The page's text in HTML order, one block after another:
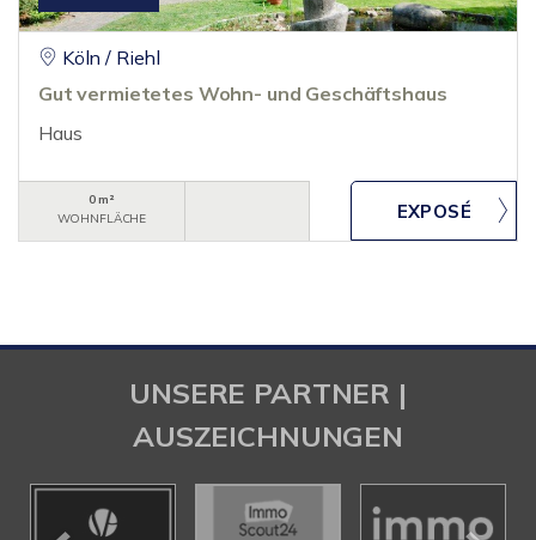
Köln / Riehl
Gut vermietetes Wohn- und Geschäftshaus
Haus
0 m²
WOHNFLÄCHE
UNSERE PARTNER |
AUSZEICHNUNGEN